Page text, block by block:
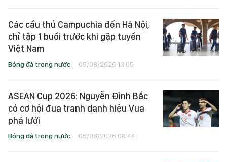
Các cầu thủ Campuchia đến Hà Nội,
chỉ tập 1 buổi trước khi gặp tuyển
Việt Nam
Bóng đá trong nước 05/08/2026 13:05
ASEAN Cup 2026: Nguyễn Đình Bắc
có cơ hội đua tranh danh hiệu Vua
phá lưới
Bóng đá trong nước 05/08/2026 08:44